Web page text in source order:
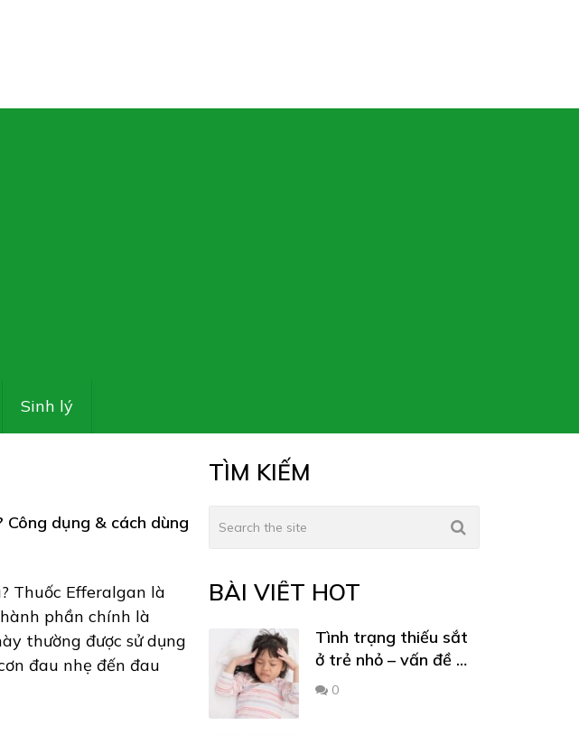
Sinh lý
dụng & cách dùng
Thuốc Efferalgan là
phần chính là
thường được sử dụng
đau nhẹ đến đau
TÌM KIẾM
BÀI VIẾT HOT
Tình trạng thiếu sắt
ở trẻ nhỏ – vấn đề …
0